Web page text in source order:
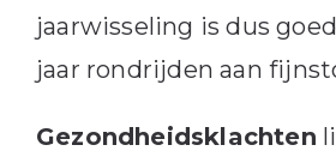
jaarwisseling is dus
jaar rondrijden aan
Gezondheidsklachten